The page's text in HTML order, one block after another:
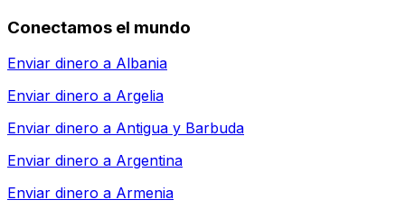
Conectamos el mundo
Enviar dinero a Albania
Enviar dinero a Argelia
Enviar dinero a Antigua y Barbuda
Enviar dinero a Argentina
Enviar dinero a Armenia